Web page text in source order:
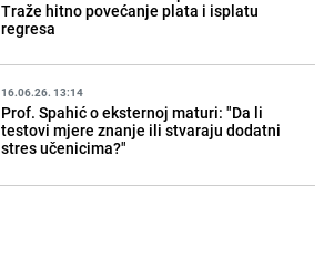
Traže hitno povećanje plata i isplatu
regresa
16.06.26. 13:14
Prof. Spahić o eksternoj maturi: "Da li
testovi mjere znanje ili stvaraju dodatni
stres učenicima?"